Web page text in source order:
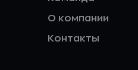
О компании
Контакты